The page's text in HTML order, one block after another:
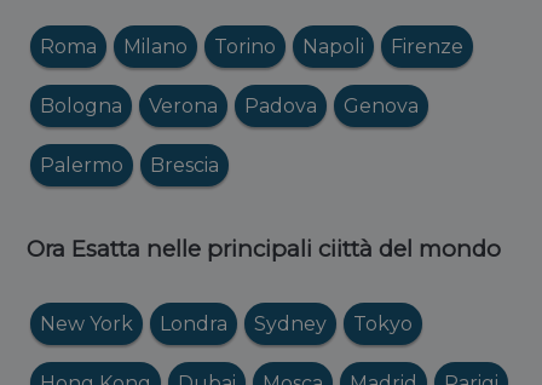
Roma Milano Torino Napoli Firenze
Bologna Verona Padova Genova
Palermo Brescia
Ora Esatta nelle principali ciittà del mondo
New York Londra Sydney Tokyo